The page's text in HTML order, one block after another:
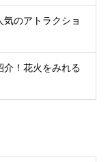
気のアトラクショ
介！花火をみれる